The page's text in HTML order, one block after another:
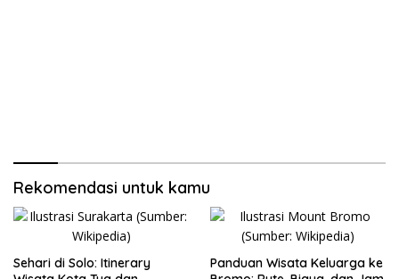
Rekomendasi untuk kamu
Sehari di Solo: Itinerary
Panduan Wisata Keluarga ke